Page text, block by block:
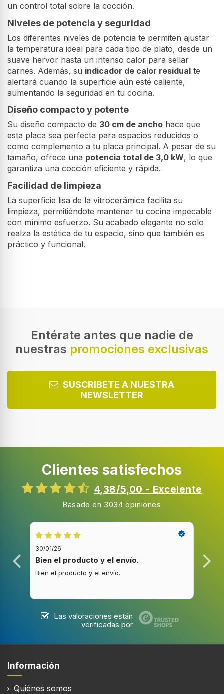
un control total sobre la cocción.
Niveles de potencia y seguridad
Los diferentes niveles de potencia te permiten ajustar
la temperatura ideal para cada tipo de plato, desde un
suave hervor hasta un intenso calor para sellar
carnes. Además, su indicador de calor residual te
alertará cuando la superficie aún esté caliente,
aumentando la seguridad en tu cocina.
Diseño compacto y potente
Su diseño compacto de 30 cm de ancho hace que
esta placa sea perfecta para espacios reducidos o
como complemento a tu placa principal. A pesar de su
tamaño, ofrece una potencia total de 3,0 kW, lo que
garantiza una cocción eficiente y rápida.
Facilidad de limpieza
La superficie lisa de la vitrocerámica facilita su
limpieza, permitiéndote mantener tu cocina impecable
con mínimo esfuerzo. Su acabado elegante no solo
realza la estética de tu espacio, sino que también es
práctico y funcional.
Entérate antes que nadie de
nuestras promociones exclusivas
SUSCRIBETE A NUESTRA
NEWSLETTER
Clientes satisfechos
4,38/5,00 - Excelente
Basado en 3034 opiniones
30/01/26
Bien el producto y el envío.
Bien el producto y el envío.
Las valoraciones están
verificadas por
Información
Quiénes somos